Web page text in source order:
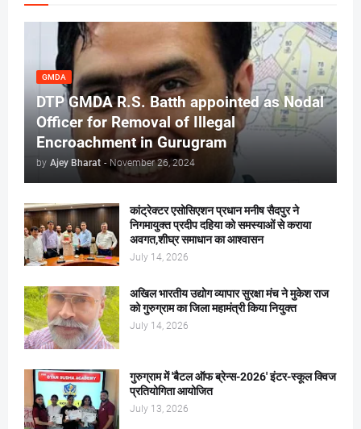
GMDA
DTP GMDA R.S. Batth appointed as Nodal
Officer for Removal of Illegal
Encroachment in Gurugram
by Ajey Bharat - November 26, 2024
कांट्रेक्टर एसोसिएशन प्रधान मनीष सैदपुर ने
निगमायुक्त प्रदीप दहिया को समस्याओं से कराया
अवगत,शीघ्र समाधान का आश्वासन
July 14, 2026
अखिल भारतीय उद्योग व्यापार सुरक्षा मंच ने मुकेश राज
को गुरुग्राम का जिला महामंत्री किया नियुक्त
July 14, 2026
गुरुग्राम में 'बैटल ऑफ ब्रेन्स-2026' इंटर-स्कूल क्विज
प्रतियोगिता आयोजित
July 13, 2026